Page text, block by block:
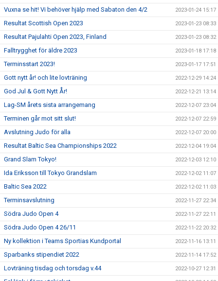
Vuxna se hit! Vi behöver hjälp med Sabaton den 4/2 2023-01-24 15:17
Resultat Scottish Open 2023 2023-01-23 08:33
Resultat Pajulahti Open 2023, Finland 2023-01-23 08:32
Falltrygghet för äldre 2023 2023-01-18 17:18
Terminsstart 2023! 2023-01-17 17:51
Gott nytt år! och lite lovträning 2022-12-29 14:24
God Jul & Gott Nytt År! 2022-12-21 13:14
Lag-SM årets sista arrangemang 2022-12-07 23:04
Terminen går mot sitt slut! 2022-12-07 22:59
Avslutning Judo för alla 2022-12-07 20:00
Resultat Baltic Sea Championships 2022 2022-12-04 19:04
Grand Slam Tokyo! 2022-12-03 12:10
Ida Eriksson till Tokyo Grandslam 2022-12-02 11:07
Baltic Sea 2022 2022-12-02 11:03
Terminsavslutning 2022-11-27 22:34
Södra Judo Open 4 2022-11-27 22:11
Södra Judo Open 4 26/11 2022-11-22 20:32
Ny kollektion i Teams Sportias Kundportal 2022-11-16 13:11
Sparbanks stipendiet 2022 2022-11-14 17:52
Lovträning tisdag och torsdag v.44 2022-10-27 12:31